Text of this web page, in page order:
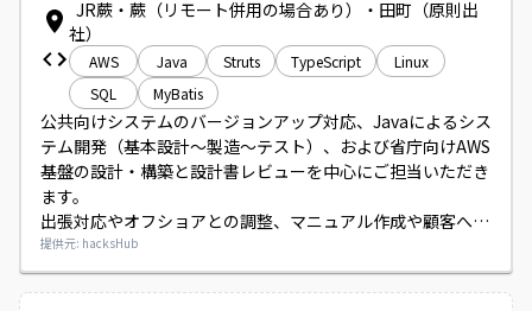
JR蕨・蕨（リモート併用の場合あり）・田町（原則出
社）
AWS Java Struts TypeScript
Linux
SQL
MyBatis
公共向けシステムのバージョンアップ対応、Javaによるシス
テム開発（基本設計〜製造〜テスト）、および省庁向けAWS
基盤の設計・構築と設計書レビューを中心にご担当いただき
ます。
出張対応やオフショアとの調整、マニュアル作成や顧客への
操作説明も発生します。
提供元: hacksHub